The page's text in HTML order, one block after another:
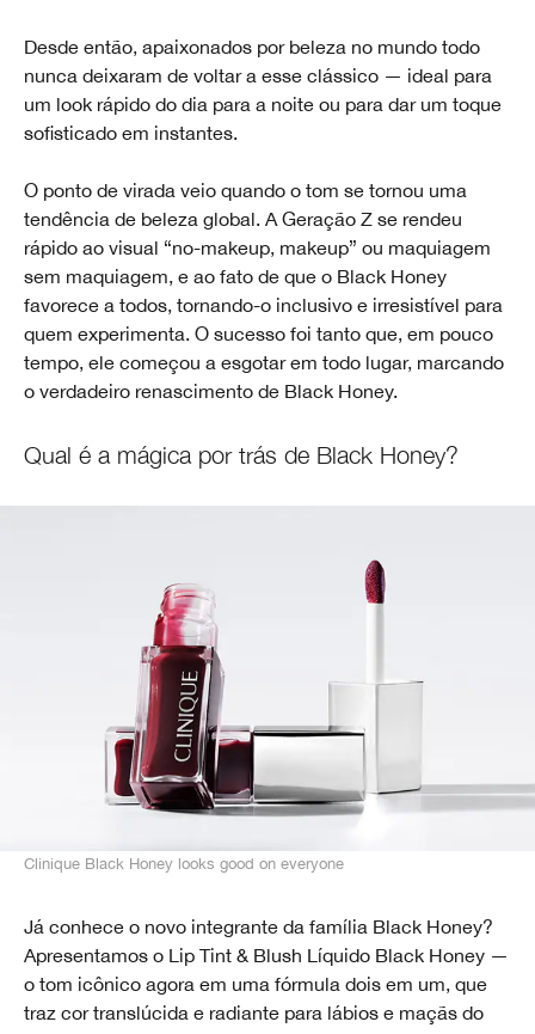
Desde então, apaixonados por beleza no mundo todo
nunca deixaram de voltar a esse clássico — ideal para
um look rápido do dia para a noite ou para dar um toque
sofisticado em instantes.
O ponto de virada veio quando o tom se tornou uma
tendência de beleza global. A Geração Z se rendeu
rápido ao visual “no-makeup, makeup” ou maquiagem
sem maquiagem, e ao fato de que o Black Honey
favorece a todos, tornando-o inclusivo e irresistível para
quem experimenta. O sucesso foi tanto que, em pouco
tempo, ele começou a esgotar em todo lugar, marcando
o verdadeiro renascimento de Black Honey.
Qual é a mágica por trás de Black Honey?
Clinique Black Honey looks good on everyone
Já conhece o novo integrante da família Black Honey?
Apresentamos o Lip Tint & Blush Líquido Black Honey —
o tom icônico agora em uma fórmula dois em um, que
traz cor translúcida e radiante para lábios e maçãs do